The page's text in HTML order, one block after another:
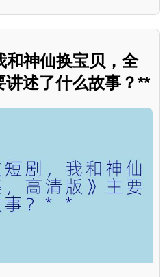
和神仙换宝贝，全
述了什么故事？**